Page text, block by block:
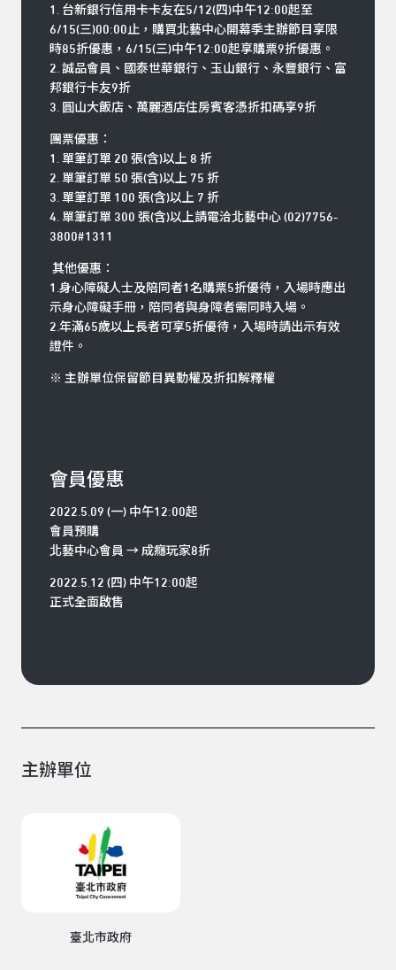
1. 台新銀行信用卡卡友在5/12(四)中午12:00起至
6/15(三)00:00止，購買北藝中心開幕季主辦節目享限
時85折優惠，6/15(三)中午12:00起享購票9折優惠。
2. 誠品會員、國泰世華銀行、玉山銀行、永豐銀行、富
邦銀行卡友9折
3. 圓山大飯店、萬麗酒店住房賓客憑折扣碼享9折
團票優惠：
1. 單筆訂單 20 張(含)以上 8 折
2. 單筆訂單 50 張(含)以上 75 折
3. 單筆訂單 100 張(含)以上 7 折
4. 單筆訂單 300 張(含)以上請電洽北藝中心 (02)7756-
3800#1311
其他優惠：
1.身心障礙人士及陪同者1名購票5折優待，入場時應出
示身心障礙手冊，陪同者與身障者需同時入場。
2.年滿65歲以上長者可享5折優待，入場時請出示有效
證件。
※ 主辦單位保留節目異動權及折扣解釋權
會員優惠
2022.5.09 (一) 中午12:00起
會員預購
北藝中心會員 → 成癮玩家8折
2022.5.12 (四) 中午12:00起
正式全面啟售
主辦單位
臺北市政府